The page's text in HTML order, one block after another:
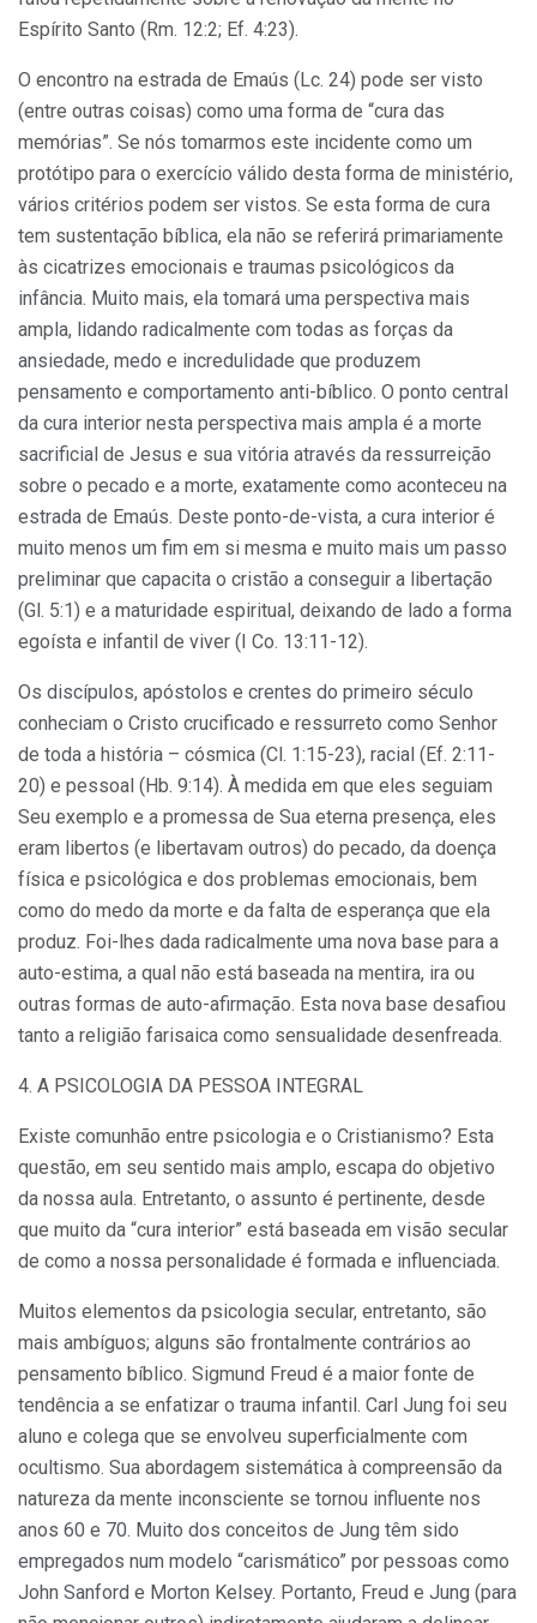
Espírito Santo (Rm. 12:2; Ef. 4:23).
O encontro na estrada de Emaús (Lc. 24) pode ser visto
(entre outras coisas) como uma forma de “cura das
memórias”. Se nós tomarmos este incidente como um
protótipo para o exercício válido desta forma de ministério,
vários critérios podem ser vistos. Se esta forma de cura
tem sustentação bíblica, ela não se referirá primariamente
às cicatrizes emocionais e traumas psicológicos da
infância. Muito mais, ela tomará uma perspectiva mais
ampla, lidando radicalmente com todas as forças da
ansiedade, medo e incredulidade que produzem
pensamento e comportamento anti-bíblico. O ponto central
da cura interior nesta perspectiva mais ampla é a morte
sacrificial de Jesus e sua vitória através da ressurreição
sobre o pecado e a morte, exatamente como aconteceu na
estrada de Emaús. Deste ponto-de-vista, a cura interior é
muito menos um fim em si mesma e muito mais um passo
preliminar que capacita o cristão a conseguir a libertação
(Gl. 5:1) e a maturidade espiritual, deixando de lado a forma
egoísta e infantil de viver (I Co. 13:11-12).
Os discípulos, apóstolos e crentes do primeiro século
conheciam o Cristo crucificado e ressurreto como Senhor
de toda a história – cósmica (Cl. 1:15-23), racial (Ef. 2:11-
20) e pessoal (Hb. 9:14). À medida em que eles seguiam
Seu exemplo e a promessa de Sua eterna presença, eles
eram libertos (e libertavam outros) do pecado, da doença
física e psicológica e dos problemas emocionais, bem
como do medo da morte e da falta de esperança que ela
produz. Foi-lhes dada radicalmente uma nova base para a
auto-estima, a qual não está baseada na mentira, ira ou
outras formas de auto-afirmação. Esta nova base desafiou
tanto a religião farisaica como sensualidade desenfreada.
4. A PSICOLOGIA DA PESSOA INTEGRAL
Existe comunhão entre psicologia e o Cristianismo? Esta
questão, em seu sentido mais amplo, escapa do objetivo
da nossa aula. Entretanto, o assunto é pertinente, desde
que muito da “cura interior” está baseada em visão secular
de como a nossa personalidade é formada e influenciada.
Muitos elementos da psicologia secular, entretanto, são
mais ambíguos; alguns são frontalmente contrários ao
pensamento bíblico. Sigmund Freud é a maior fonte de
tendência a se enfatizar o trauma infantil. Carl Jung foi seu
aluno e colega que se envolveu superficialmente com
ocultismo. Sua abordagem sistemática à compreensão da
natureza da mente inconsciente se tornou influente nos
anos 60 e 70. Muito dos conceitos de Jung têm sido
empregados num modelo “carismático” por pessoas como
John Sanford e Morton Kelsey. Portanto, Freud e Jung (para